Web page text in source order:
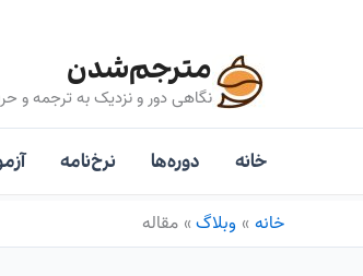
مترجم‌شدن
نگاهی دور و نزدیک به ترجمه و
خانه دوره‌ها نرخ‌نامه
خانه وبلاگ مقاله